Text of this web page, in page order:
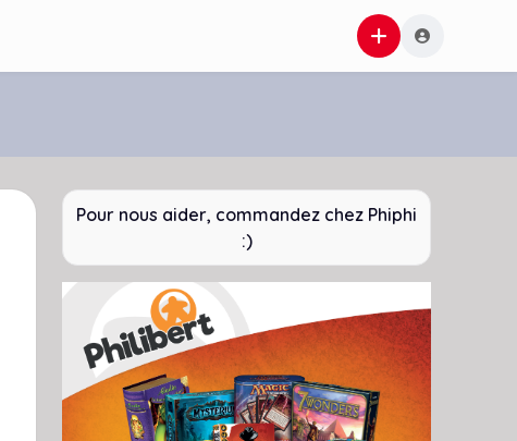
Pour nous aider, commandez chez Phiphi
:)